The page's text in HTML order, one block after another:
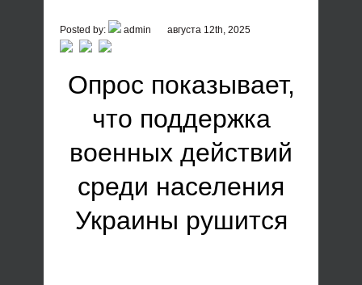
Posted by: admin августа 12th, 2025
Опрос показывает,
что поддержка
военных действий
среди населения
Украины рушится